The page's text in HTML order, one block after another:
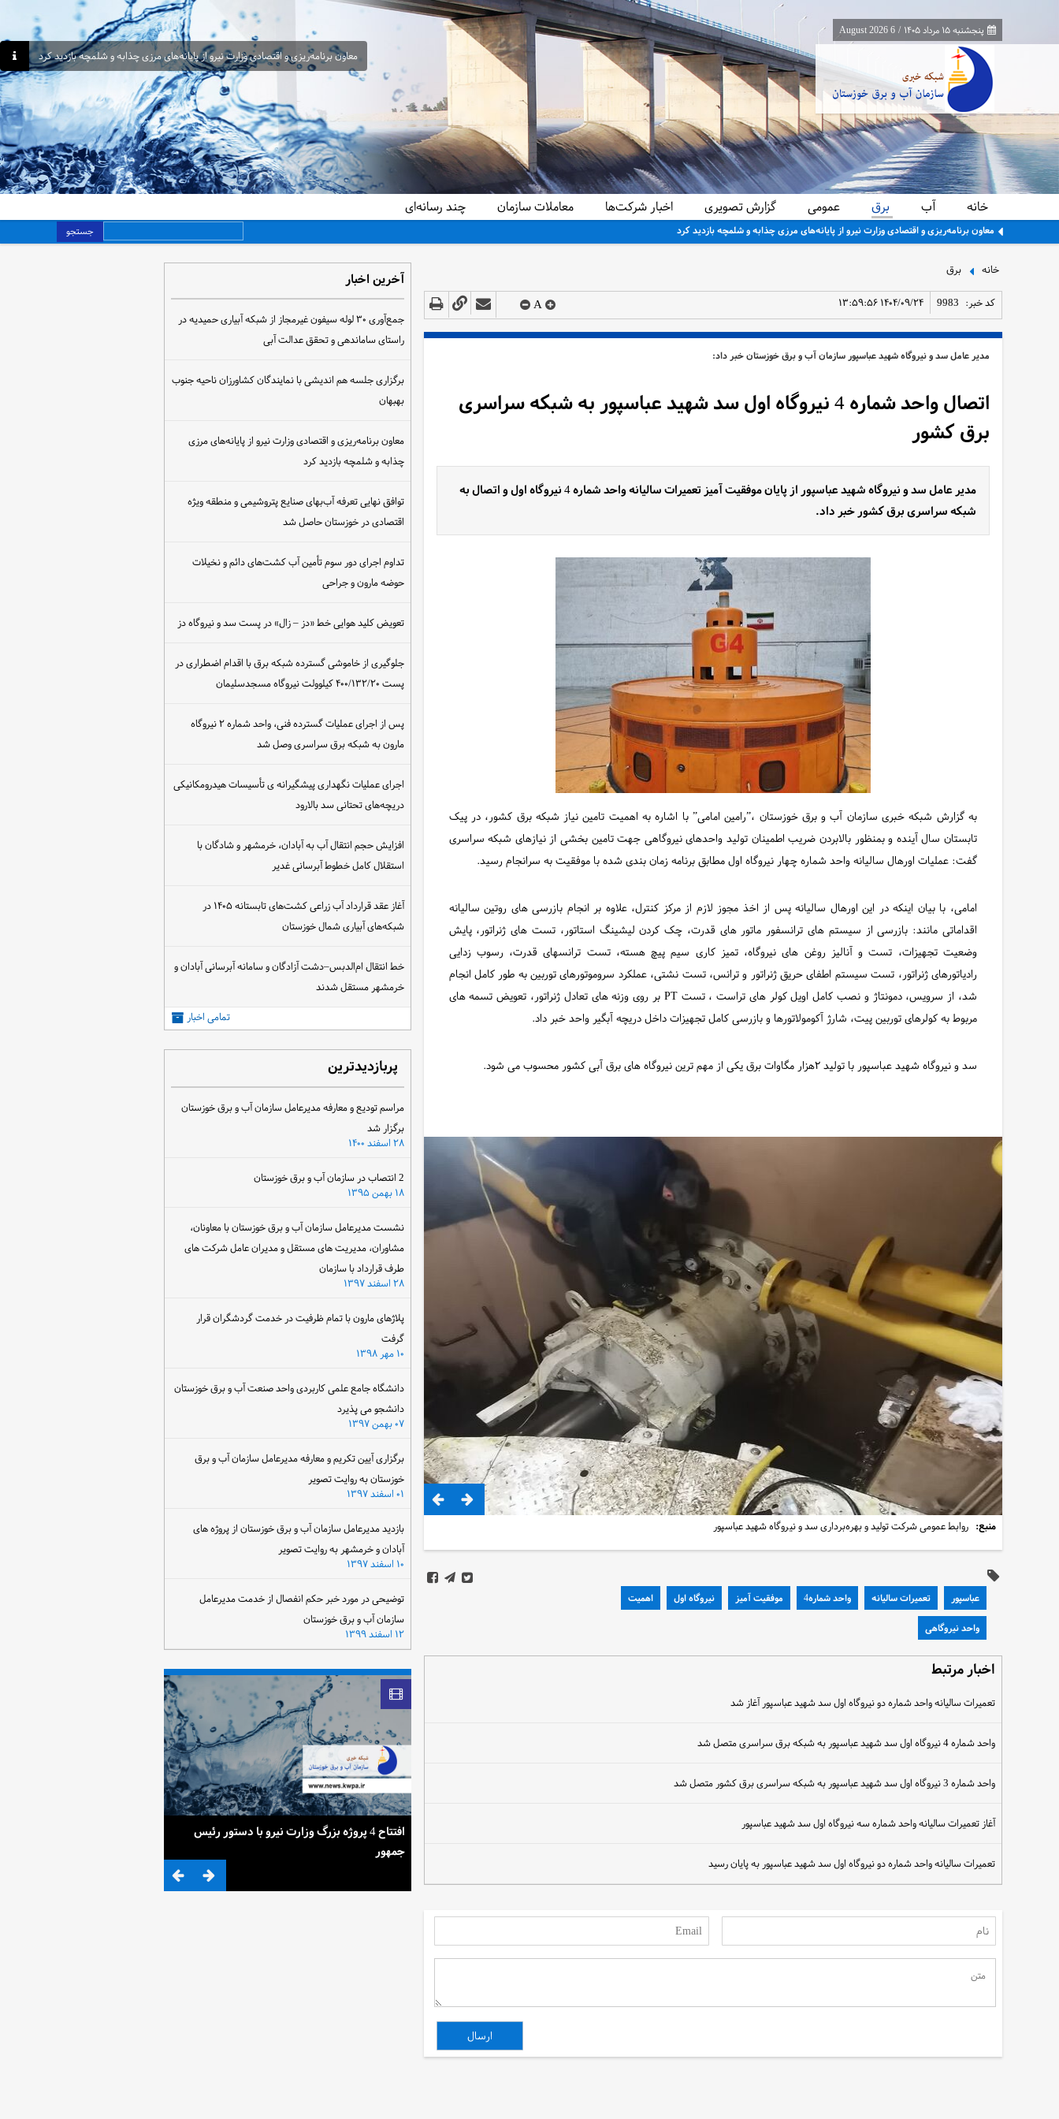
پنجشنبه ۱۵ مرداد ۱۴۰۵ /
6 August 2026
معاون برنامه‌ریزی و اقتصادی وزارت نیرو از پایانه‌های مرزی چذابه و شلمچه بازدید کرد
خانه آب برق عمومی گزارش تصویری اخبار شرکت‌ها معاملات سازمان چند رسانه‌ای
معاون برنامه‌ریزی و اقتصادی وزارت نیرو از پایانه‌های مرزی چذابه و شلمچه بازدید کرد جستجو
خانه برق
کد خبر: 9983 ۱۴۰۴/۰۹/۲۴ ۱۳:۵۹:۵۶ A
مدیر عامل سد و نیروگاه شهید عباسپور سازمان آب و برق خوزستان خبر داد:
اتصال واحد شماره 4 نیروگاه اول سد شهید عباسپور به شبکه سراسری
برق کشور
مدیر عامل سد و نیروگاه شهید عباسپور از پایان موفقیت آمیز تعمیرات سالیانه واحد شماره 4 نیروگاه اول و اتصال به
شبکه سراسری برق کشور خبر داد.
به گزارش شبکه خبری سازمان آب و برق خوزستان ،”رامین امامی” با اشاره به اهمیت تامین نیاز شبکه برق کشور، در پیک
تابستان سال آینده و بمنظور بالابردن ضریب اطمینان تولید واحدهای نیروگاهی جهت تامین بخشی از نیازهای شبکه سراسری
گفت: عملیات اورهال سالیانه واحد شماره چهار نیروگاه اول مطابق برنامه زمان بندی شده با موفقیت به سرانجام رسید.
امامی، با بیان اینکه در این اورهال سالیانه پس از اخذ مجوز لازم از مرکز کنترل، علاوه بر انجام بازرسی های روتین سالیانه
اقداماتی مانند: بازرسی از سیستم های ترانسفور ماتور های قدرت، چک کردن لیشینگ استاتور، تست های ژنراتور، پایش
وضعیت تجهیزات، تست و آنالیز روغن های نیروگاه، تمیز کاری سیم پیچ هسته، تست ترانسهای قدرت، رسوب زدایی
رادیاتورهای ژنراتور، تست سیستم اطفای حریق ژنراتور و ترانس، تست نشتی، عملکرد سروموتورهای توربین به طور کامل انجام
شد، از سرویس، دمونتاژ و نصب کامل اویل کولر های تراست ، تست PT بر روی وزنه های تعادل ژنراتور، تعویض تسمه های
مربوط به کولرهای توربین پیت، شارژ آکومولاتورها و بازرسی کامل تجهیزات داخل دریچه آبگیر واحد خبر داد.
سد و نیروگاه شهید عباسپور با تولید ۲هزار مگاوات برق یکی از مهم ترین نیروگاه های برق آبی کشور محسوب می شود.
منبع: روابط عمومی شرکت تولید و بهره‌برداری سد و نیروگاه شهید عباسپور
عباسپور تعمیرات سالیانه واحد شماره4 موفقیت آمیز نیروگاه اول اهمیت
واحد نیروگاهی
اخبار مرتبط
تعمیرات سالیانه واحد شماره دو نیروگاه اول سد شهید عباسپور آغاز شد
واحد شماره 4 نیروگاه اول سد شهید عباسپور به شبکه برق سراسری متصل شد
واحد شماره 3 نیروگاه اول سد شهید عباسپور به شبکه سراسری برق کشور متصل شد
آغاز تعمیرات سالیانه واحد شماره سه نیروگاه اول سد شهید عباسپور
تعمیرات سالیانه واحد شماره دو نیروگاه اول سد شهید عباسپور به پایان رسید
آخرین اخبار
جمع‌آوری ۳۰ لوله سیفون غیرمجاز از شبکه آبیاری حمیدیه در
راستای ساماندهی و تحقق عدالت آبی
برگزاری جلسه هم اندیشی با نمایندگان کشاورزان ناحیه جنوب
بهبهان
معاون برنامه‌ریزی و اقتصادی وزارت نیرو از پایانه‌های مرزی
چذابه و شلمچه بازدید کرد
توافق نهایی تعرفه آب‌بهای صنایع پتروشیمی و منطقه ویژه
اقتصادی در خوزستان حاصل شد
تداوم اجرای دور سوم تأمین آب کشت‌های دائم و نخیلات
حوضه مارون و جراحی
تعویض کلید هوایی خط «دز – زال» در پست سد و نیروگاه دز
جلوگیری از خاموشی گسترده شبکه برق با اقدام اضطراری در
پست ۴۰۰/۱۳۲/۲۰ کیلوولت نیروگاه مسجدسلیمان
پس از اجرای عملیات گسترده فنی، واحد شماره ۲ نیروگاه
مارون به شبکه برق سراسری وصل شد
اجرای عملیات نگهداری پیشگیرانه ی تأسیسات هیدرومکانیکی
دریچه‌های تحتانی سد بالارود
افزایش حجم انتقال آب به آبادان، خرمشهر و شادگان با
استقلال کامل خطوط آبرسانی غدیر
آغاز عقد قرارداد آب زراعی کشت‌های تابستانه ۱۴۰۵ در
شبکه‌های آبیاری شمال خوزستان
خط انتقال ام‌الدبس–دشت آزادگان و سامانه آبرسانی آبادان و
خرمشهر مستقل شدند
تمامی اخبار
پربازدیدترین
مراسم تودیع و معارفه مدیرعامل سازمان آب و برق خوزستان
برگزار شد
۲۸ اسفند ۱۴۰۰
2 انتصاب در سازمان آب و برق خوزستان
۱۸ بهمن ۱۳۹۵
نشست مدیرعامل سازمان آب و برق خوزستان با معاونان،
مشاوران، مدیریت های مستقل و مدیران عامل شرکت های
طرف قرارداد با سازمان
۲۸ اسفند ۱۳۹۷
پلاژهای مارون با تمام ظرفیت در خدمت گردشگران قرار
گرفت
۱۰ مهر ۱۳۹۸
دانشگاه جامع علمی کاربردی واحد صنعت آب و برق خوزستان
دانشجو می پذیرد
۰۷ بهمن ۱۳۹۷
برگزاری آیین تکریم و معارفه مدیرعامل سازمان آب و برق
خوزستان به روایت تصویر
۰۱ اسفند ۱۳۹۷
بازدید مدیرعامل سازمان آب و برق خوزستان از پروژه های
آبادان و خرمشهر به روایت تصویر
۱۰ اسفند ۱۳۹۷
توضیحی در مورد خبر حکم انفصال از خدمت مدیرعامل
سازمان آب و برق خوزستان
۱۲ اسفند ۱۳۹۹
افتتاح 4 پروژه بزرگ وزارت نیرو با دستور رئیس
جمهور
سهم مردم در نجات آب